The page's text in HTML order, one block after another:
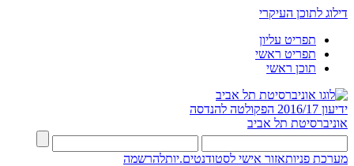
דילוג לתוכן העיקרי
תפריט עליון
תפריט ראשי
תוכן ראשי
ידיעון 2016/17
הפקולטה להנדסה
אוניברסיטת תל אביב
מערכת פניותאזור אישי לסטודנטים.יותלהרשמה